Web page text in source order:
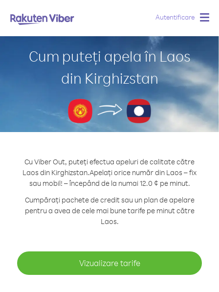
Autentificare
Cum puteți apela în Laos
din Kirghizstan
Cu Viber Out, puteți efectua apeluri de calitate către
Laos din Kirghizstan.Apelați orice număr din Laos – fix
sau mobil! – începând de la numai 12.0 ¢ pe minut.
Cumpărați pachete de credit sau un plan de apelare
pentru a avea de cele mai bune tarife pe minut către
Laos.
Vizualizare tarife